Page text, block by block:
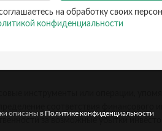
на обработку своих
конфиденциальности
соответствия финансового
за возможные убытки
описаны в Политике конфиденциальности